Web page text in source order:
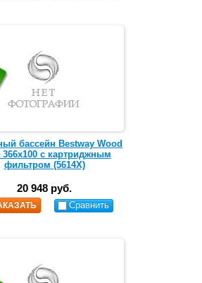
бассейн Bestway Wood
366х100 с картриджным
фильтром (5614X)
20 948 руб.
Сравнить